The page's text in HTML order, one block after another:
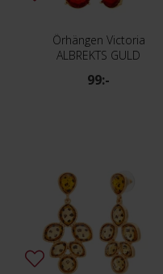
Örhängen Victoria
ALBREKTS GULD
99:-